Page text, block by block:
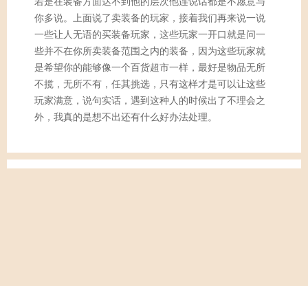
你多说。上面说了卖装备的玩家，接着我们再来说一说
一些让人无语的买装备玩家，这些玩家一开口就是问一
些并不在你所卖装备范围之内的装备，因为这些玩家就
是希望你的能够像一个百货超市一样，最好是物品无所
不揽，无所不有，任其挑选，只有这样才是可以让这些
玩家满意，说句实话，遇到这种人的时候出了不理会之
外，我真的是想不出还有什么好办法处理。